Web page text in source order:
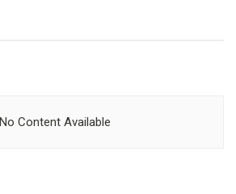
No Content Available